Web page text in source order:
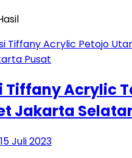
Tiffany Acrylic
Jakarta
15 Juli 2023